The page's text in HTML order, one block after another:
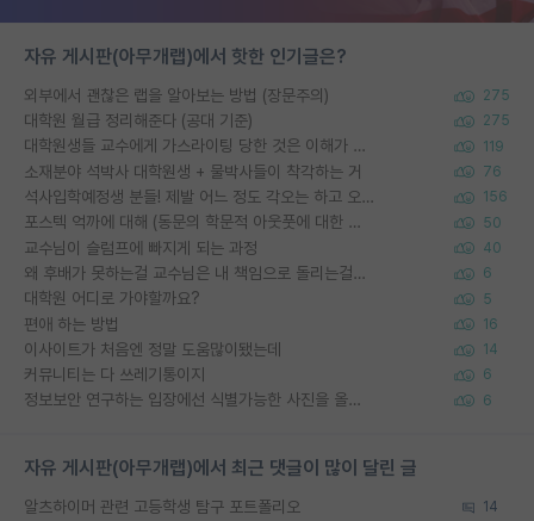
자유 게시판(아무개랩)에서 핫한 인기글은?
외부에서 괜찮은 랩을 알아보는 방법 (장문주의) 275
대학원 월급 정리해준다 (공대 기준) 275
대학원생들 교수에게 가스라이팅 당한 것은 이해가 갑니다. 안타깝네요. 119
소재분야 석박사 대학원생 + 물박사들이 착각하는 거 76
석사입학예정생 분들! 제발 어느 정도 각오는 하고 오세요. 156
포스텍 억까에 대해 (동문의 학문적 아웃풋에 대한 반박) 50
교수님이 슬럼프에 빠지게 되는 과정 40
왜 후배가 못하는걸 교수님은 내 책임으로 돌리는걸까요? 6
대학원 어디로 가야할까요? 5
편애 하는 방법 16
이사이트가 처음엔 정말 도움많이됐는데 14
커뮤니티는 다 쓰레기통이지 6
정보보안 연구하는 입장에선 식별가능한 사진을 올리는건 비추이긴함 6
자유 게시판(아무개랩)에서 최근 댓글이 많이 달린 글
알츠하이머 관련 고등학생 탐구 포트폴리오 14